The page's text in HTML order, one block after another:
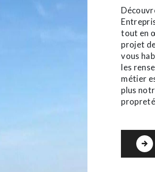
tout en
projet
vous
les
métier
plus